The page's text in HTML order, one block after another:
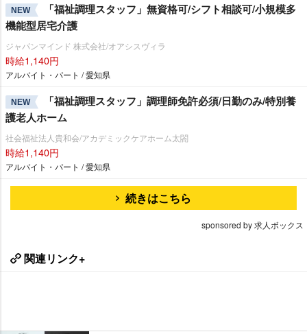
NEW
「福祉調理スタッフ」無資格可/シフト相談可/小規模多
機能型居宅介護
ジャパンマインド 株式会社/オアシスヴィラ
時給1,140円
アルバイト・パート / 愛知県
NEW
「福祉調理スタッフ」調理師免許必須/日勤のみ/特別養
護老人ホーム
社会福祉法人貴和会/アカデミックケアホーム太閤
時給1,140円
アルバイト・パート / 愛知県
続きはこちら
sponsored by 求人ボックス
関連リンク+